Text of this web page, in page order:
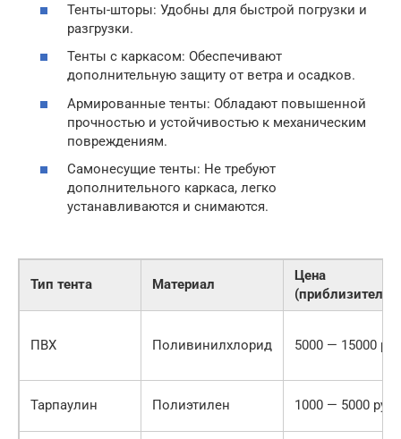
Тенты-шторы: Удобны для быстрой погрузки и
разгрузки.
Тенты с каркасом: Обеспечивают
дополнительную защиту от ветра и осадков.
Армированные тенты: Обладают повышенной
прочностью и устойчивостью к механическим
повреждениям.
Самонесущие тенты: Не требуют
дополнительного каркаса, легко
устанавливаются и снимаются.
Тип тента Материал
Цена
ПВХ Поливинилхлорид 5000 — 15000
Тарпаулин Полиэтилен 1000 — 5000 руб.